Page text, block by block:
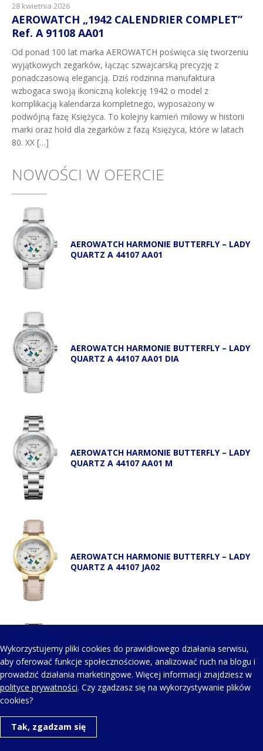
28 kwietnia 2026
AEROWATCH „1942 CALENDRIER COMPLET”
Ref. A 91108 AA01
Od ponad 100 lat marka AEROWATCH poświęca się tworzeniu
wyjątkowych zegarków, łącząc szwajcarską precyzję z
ponadczasową elegancją. Dziś rodzinna manufaktura
wzbogaca swoją ikoniczną kolekcję 1942 o model z
komplikacją kalendarza kompletnego, wyposażony w
podwójną fazę Księżyca. To kolejny kamień milowy w historii
marki oraz hołd dla zegarków z fazą Księżyca, które w latach
80. XX […]
NOWOŚCI W OFERCIE
AEROWATCH HARMONIE BUTTERFLY – LADY
QUARTZ A 44107 AA01
AEROWATCH HARMONIE BUTTERFLY – LADY
QUARTZ A 44107 AA01 DIA
AEROWATCH HARMONIE BUTTERFLY – LADY
QUARTZ A 44107 AA01 M
AEROWATCH HARMONIE BUTTERFLY – LADY
QUARTZ A 44107 JA02
AEROWATCH HARMONIE BUTTERFLY – LADY
QUARTZ A 44107 JA02 M
Wykorzystujemy pliki cookies do prawidłowego działania serwisu,
aby oferować funkcje społecznościowe, analizować ruch na blogu i
prowadzić działania marketingowe. Więcej informacji znajdziesz w
polityce prywatności. Czy zgadzasz się na wykorzystywanie plików
cookies?
Tak, zgadzam się